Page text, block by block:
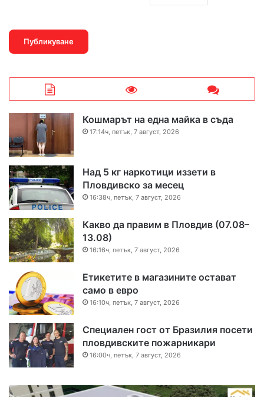
Кошмарът на една майка в съда
17:14ч, петък, 7 август, 2026
Над 5 кг наркотици иззети в
Пловдивско за месец
16:38ч, петък, 7 август, 2026
Какво да правим в Пловдив (07.08–
13.08)
16:16ч, петък, 7 август, 2026
Етикетите в магазините остават
само в евро
16:10ч, петък, 7 август, 2026
Специален гост от Бразилия посети
пловдивските пожарникари
16:00ч, петък, 7 август, 2026